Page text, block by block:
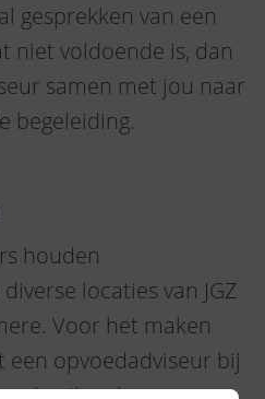
gesprekken van een
niet voldoende is, dan
samen met jou naar
begeleiding.
houden
locaties van JGZ
Voor het maken
een opvoedadviseur bij